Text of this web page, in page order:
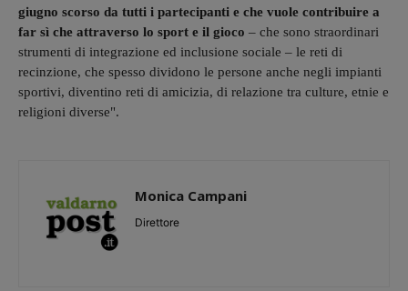
giugno scorso da tutti i partecipanti e che vuole contribuire a
far sì che attraverso lo sport e il gioco – che sono straordinari
strumenti di integrazione ed inclusione sociale – le reti di
recinzione, che spesso dividono le persone anche negli impianti
sportivi, diventino reti di amicizia, di relazione tra culture, etnie e
religioni diverse".
Monica Campani
Direttore